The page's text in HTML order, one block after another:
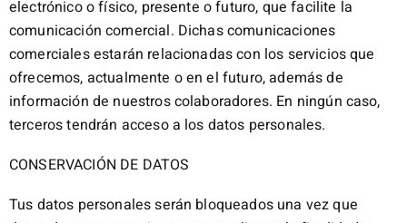
electrónico o físico, presente o futuro, que facilite la
comunicación comercial. Dichas comunicaciones
comerciales estarán relacionadas con los servicios que
ofrecemos, actualmente o en el futuro, además de
información de nuestros colaboradores. En ningún caso,
terceros tendrán acceso a los datos personales.
CONSERVACIÓN DE DATOS
Tus datos personales serán bloqueados una vez que